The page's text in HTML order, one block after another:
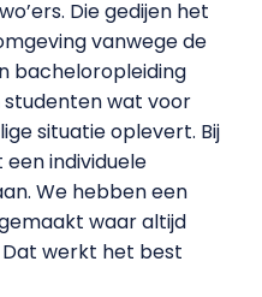
Die gedijen het
vanwege de
bacheloropleiding
wat voor
situatie oplevert. Bij
individuele
We hebben een
waar altijd
werkt het best